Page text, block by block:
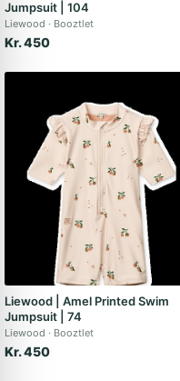
Jumpsuit | 104
Liewood Booztlet
Kr. 450
Liewood | Amel Printed Swim
Jumpsuit | 74
Liewood Booztlet
Kr. 450